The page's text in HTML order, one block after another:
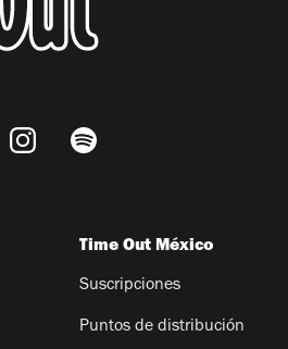
Time Out México
Suscripciones
Puntos de distribución